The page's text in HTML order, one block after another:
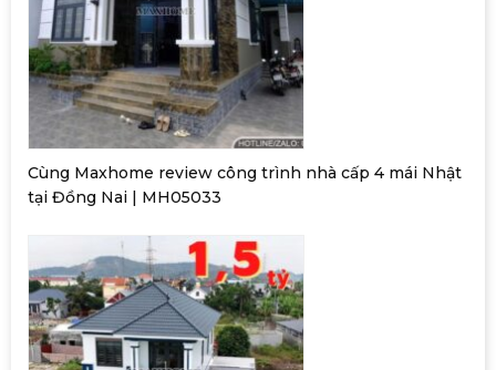
Cùng Maxhome review công trình nhà cấp 4 mái Nhật
tại Đồng Nai | MH05033